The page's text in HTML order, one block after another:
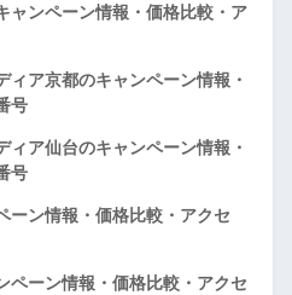
ンペーン情報・価格比較・ア
ア京都のキャンペーン情報・
号
ア仙台のキャンペーン情報・
号
ン情報・価格比較・アクセ
ーン情報・価格比較・アクセ